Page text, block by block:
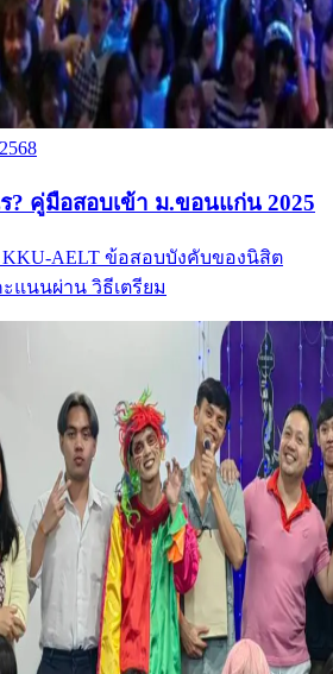
? คู่มือสอบเข้า ม.ขอนแก่น 2025
KKU-AELT ข้อสอบบังคับของนิสิต
แนนผ่าน วิธีเตรียม